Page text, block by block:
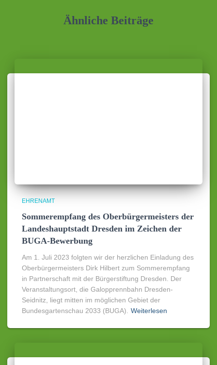
Ähnliche Beiträge
EHRENAMT
Sommerempfang des Oberbürgermeisters der
Landeshauptstadt Dresden im Zeichen der
BUGA-Bewerbung
Am 1. Juli 2023 folgten wir der herzlichen Einladung des
Oberbürgermeisters Dirk Hilbert zum Sommerempfang
in Partnerschaft mit der Bürgerstiftung Dresden. Der
Veranstaltungsort, die Galopprennbahn Dresden-
Seidnitz, liegt mitten im möglichen Gebiet der
Bundesgartenschau 2033 (BUGA).
Weiterlesen